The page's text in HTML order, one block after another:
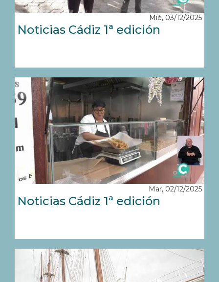
Mié, 03/12/2025
Noticias Cádiz 1ª edición
Mar, 02/12/2025
Noticias Cádiz 1ª edición